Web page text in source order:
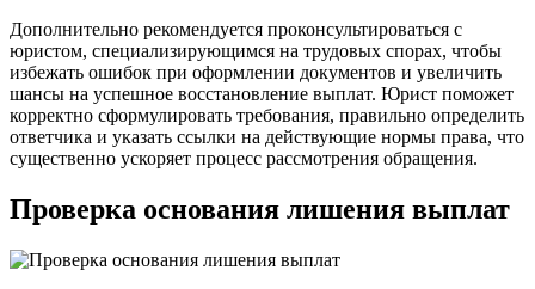
Дополнительно рекомендуется проконсультироваться с
юристом, специализирующимся на трудовых спорах, чтобы
избежать ошибок при оформлении документов и увеличить
шансы на успешное восстановление выплат. Юрист поможет
корректно сформулировать требования, правильно определить
ответчика и указать ссылки на действующие нормы права, что
существенно ускоряет процесс рассмотрения обращения.
Проверка основания лишения выплат